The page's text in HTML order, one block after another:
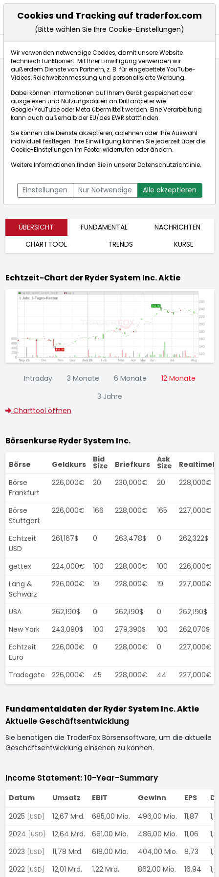
Börse:
US7835491082]
Aktienkurse
Bid:226,000€Ask:228,000€
ÜBERSICHT FUNDAMENTAL
NACHRICHTEN
CHARTTOOL
TRENDS KURSE
Echtzeit-Chart der Ryder System Inc. Aktie
Intraday 3 Monate 6 Monate
12 Monate
3 Jahre
Charttool öffnen
Börsenkurse Ryder System Inc.
Börse Geldkurs
Bid
Size Briefkurs
Ask
Size
Börse
Frankfurt
226,000€ 20 230,000€ 20 228,000€
Börse
Stuttgart
226,000€ 166 228,000€ 165 227,000€
Echtzeit
USD
261,167$ 0 263,478$ 0 262,322$
gettex 224,000€ 100 228,000€ 100
226,000€
Lang &
Schwarz
226,000€ 19 228,000€ 19 227,000€
USA 262,190$ 0 262,190$ 0
262,190$
New York
243,090$ 100 279,390$ 100
262,070$
Echtzeit
Euro
226,000€ 0 228,000€ 0 227,000€
Tradegate 226,000€ 45 228,000€ 44 227,000€
Fundamentaldaten der Ryder System Inc. Aktie
Aktuelle Geschäftsentwicklung
Sie benötigen die TraderFox Börsensoftware, um die aktuelle
Geschäftsentwicklung einsehen zu können.
Income Statement: 10-Year-Summary
Datum Umsatz EBIT Gewinn EPS
2025
[USD] 12,67 Mrd. 685,00 Mio. 496,00 Mio. 11,87
2024
[USD] 12,64 Mrd. 661,00 Mio. 486,00 Mio. 11,06
2023
[USD] 11,78 Mrd. 618,00 Mio. 404,00 Mio. 8,73
2022
[USD] 12,01 Mrd. 1,22 Mrd. 862,00 Mio. 16,94
Cookies und Tracking auf traderfox.com
(Bitte wählen Sie Ihre Cookie-Einstellungen)
Wir verwenden notwendige Cookies, damit unsere Website
technisch funktioniert. Mit Ihrer Einwilligung verwenden wir
außerdem Dienste von Partnern, z. B. für eingebettete YouTube-
Videos, Reichweitenmessung und personalisierte Werbung.
Dabei können Informationen auf Ihrem Gerät gespeichert oder
ausgelesen und Nutzungsdaten an Drittanbieter wie
Google/YouTube oder Meta übermittelt werden. Eine Verarbeitung
kann auch außerhalb der EU/des EWR stattfinden.
Sie können alle Dienste akzeptieren, ablehnen oder Ihre Auswahl
individuell festlegen. Ihre Einwilligung können Sie jederzeit über die
Cookie-Einstellungen im Footer widerrufen oder ändern.
Weitere Informationen finden Sie in unsererDatenschutzrichtlinie.
Einstellungen Nur Notwendige Alle akzeptieren